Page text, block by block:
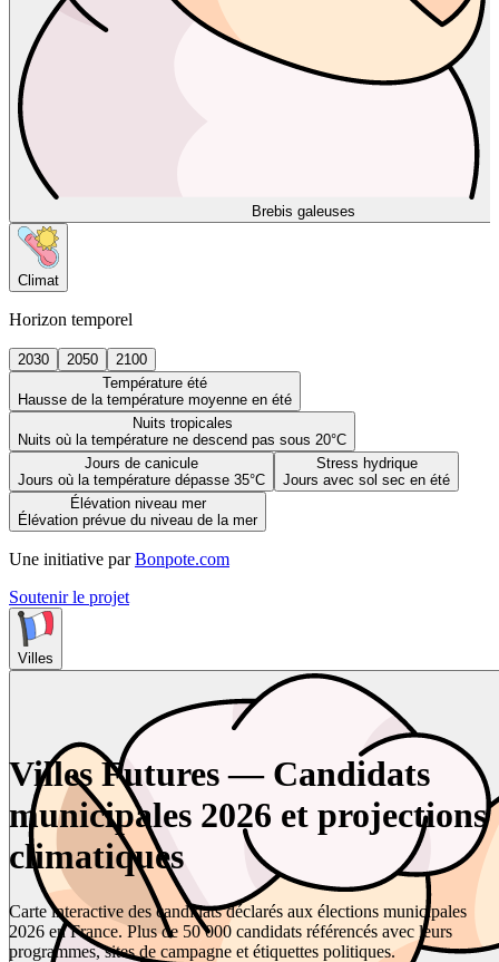
Brebis galeuses
Climat
Horizon temporel
2030 2050
2100
Température été
Hausse de la température moyenne en été
Nuits tropicales
Nuits où la température ne descend pas sous 20°C
Jours de canicule
Jours où la température dépasse 35°C
Stress hydrique
Jours avec sol sec en été
Élévation niveau mer
Élévation prévue du niveau de la mer
Une initiative par Bonpote.com
Soutenir le projet
Villes
Villes Futures — Candidats
municipales 2026 et projections
climatiques
Carte interactive des candidats déclarés aux élections municipales
2026 en France. Plus de 50 000 candidats référencés avec leurs
programmes, sites de campagne et étiquettes politiques.